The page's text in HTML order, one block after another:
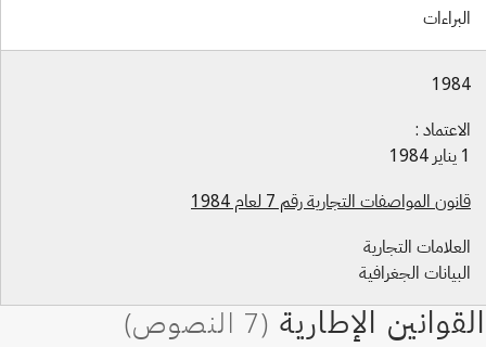
:
المواصفات التجارية رقم 7 لعام 1984
التجارية
الجغرافية